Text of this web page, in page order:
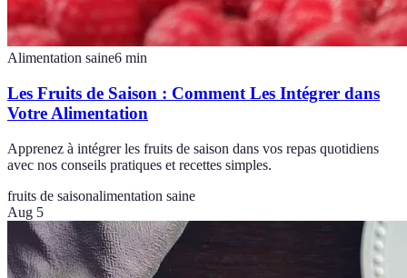
Alimentation saine6 min
Les Fruits de Saison : Comment Les Intégrer dans
Votre Alimentation
Apprenez à intégrer les fruits de saison dans vos repas quotidiens
avec nos conseils pratiques et recettes simples.
fruits de saisonalimentation saine
Aug 5